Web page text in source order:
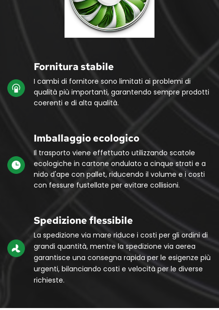
Fornitura stabile
I cambi di fornitore sono limitati ai problemi di
qualità più importanti, garantendo sempre prodotti
coerenti e di alta qualità.
Imballaggio ecologico
Il trasporto viene effettuato utilizzando scatole
ecologiche in cartone ondulato a cinque strati e a
nido d'ape con pallet, riducendo il volume e i costi
con fessure fustellate per evitare collisioni.
Spedizione flessibile
La spedizione via mare riduce i costi per gli ordini di
grandi quantità, mentre la spedizione via aerea
garantisce una consegna rapida per le esigenze più
urgenti, bilanciando costi e velocità per le diverse
richieste.